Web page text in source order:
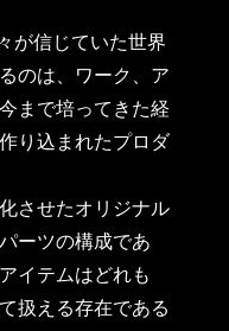
が信じていた世界
のは、ワーク、ア
まで培ってきた経
り込まれたプロダ
させたオリジナル
ーツの構成であ
イテムはどれも
扱える存在である